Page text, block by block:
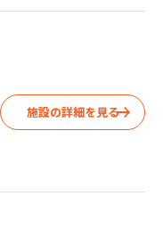
施設の詳細を見る